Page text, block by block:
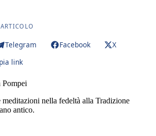
Telegram Facebook
X
link
meditazioni nella fedeltà alla Tradizione
antico.